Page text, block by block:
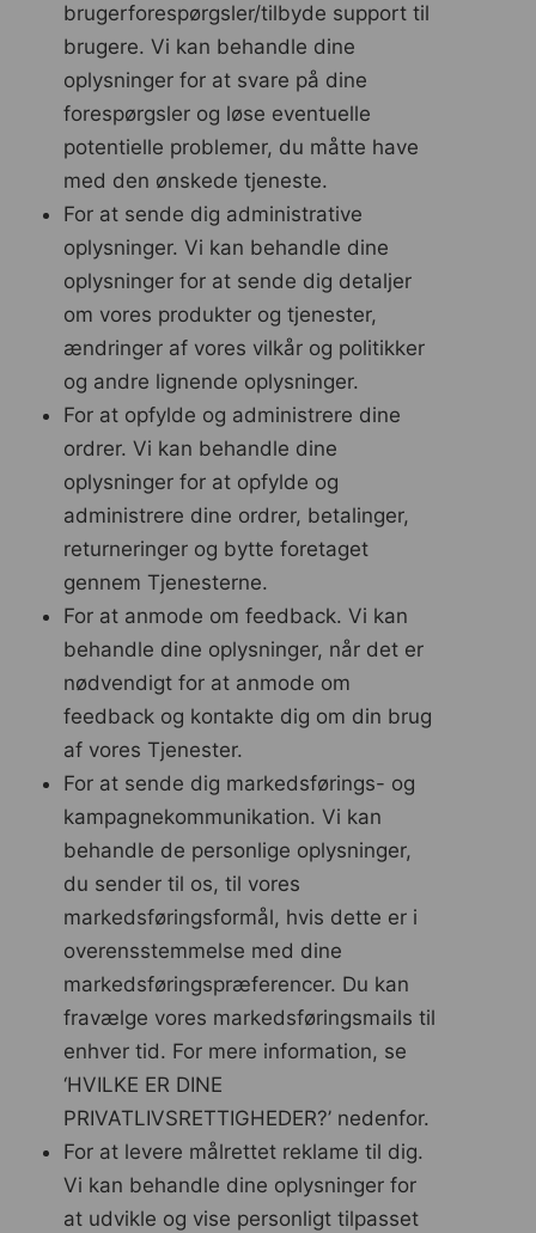
brugerforespørgsler/tilbyde support til
brugere. Vi kan behandle dine
oplysninger for at svare på dine
forespørgsler og løse eventuelle
potentielle problemer, du måtte have
med den ønskede tjeneste.
For at sende dig administrative
oplysninger. Vi kan behandle dine
oplysninger for at sende dig detaljer
om vores produkter og tjenester,
ændringer af vores vilkår og politikker
og andre lignende oplysninger.
For at opfylde og administrere dine
ordrer. Vi kan behandle dine
oplysninger for at opfylde og
administrere dine ordrer, betalinger,
returneringer og bytte foretaget
gennem Tjenesterne.
For at anmode om feedback. Vi kan
behandle dine oplysninger, når det er
nødvendigt for at anmode om
feedback og kontakte dig om din brug
af vores Tjenester.
For at sende dig markedsførings- og
kampagnekommunikation. Vi kan
behandle de personlige oplysninger,
du sender til os, til vores
markedsføringsformål, hvis dette er i
overensstemmelse med dine
markedsføringspræferencer. Du kan
fravælge vores markedsføringsmails til
enhver tid. For mere information, se
‘HVILKE ER DINE
PRIVATLIVSRETTIGHEDER?’ nedenfor.
For at levere målrettet reklame til dig.
Vi kan behandle dine oplysninger for
at udvikle og vise personligt tilpasset